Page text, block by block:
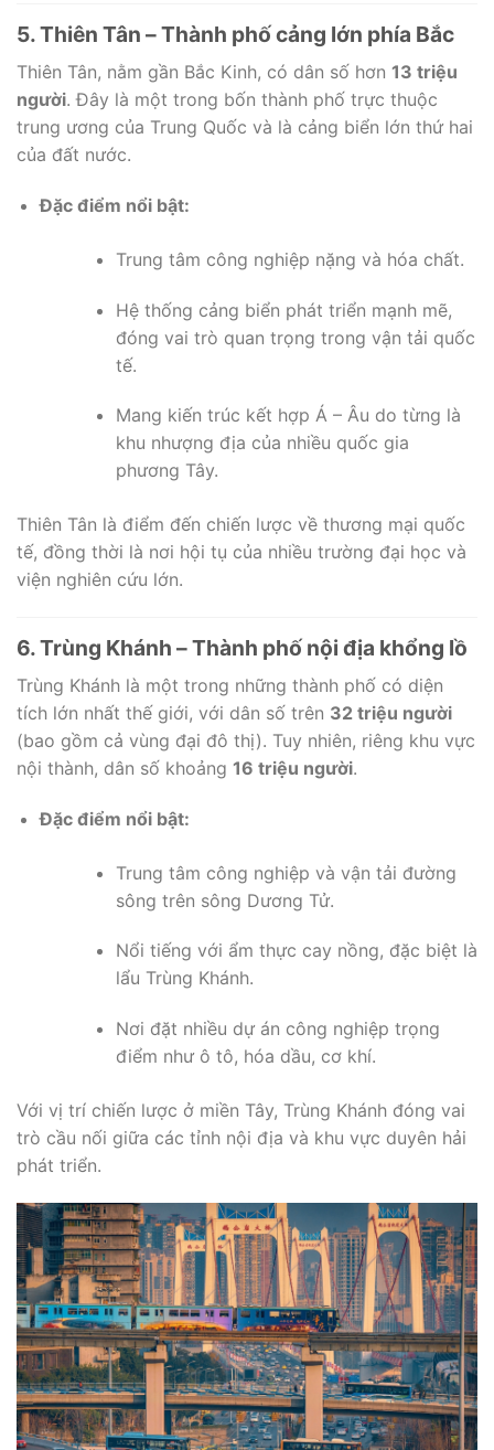
5. Thiên Tân – Thành phố cảng lớn phía Bắc
Thiên Tân, nằm gần Bắc Kinh, có dân số hơn 13 triệu
người. Đây là một trong bốn thành phố trực thuộc
trung ương của Trung Quốc và là cảng biển lớn thứ hai
của đất nước.
Đặc điểm nổi bật:
Trung tâm công nghiệp nặng và hóa chất.
Hệ thống cảng biển phát triển mạnh mẽ,
đóng vai trò quan trọng trong vận tải quốc
tế.
Mang kiến trúc kết hợp Á – Âu do từng là
khu nhượng địa của nhiều quốc gia
phương Tây.
Thiên Tân là điểm đến chiến lược về thương mại quốc
tế, đồng thời là nơi hội tụ của nhiều trường đại học và
viện nghiên cứu lớn.
6. Trùng Khánh – Thành phố nội địa khổng lồ
Trùng Khánh là một trong những thành phố có diện
tích lớn nhất thế giới, với dân số trên 32 triệu người
(bao gồm cả vùng đại đô thị). Tuy nhiên, riêng khu vực
nội thành, dân số khoảng 16 triệu người.
Đặc điểm nổi bật:
Trung tâm công nghiệp và vận tải đường
sông trên sông Dương Tử.
Nổi tiếng với ẩm thực cay nồng, đặc biệt là
lẩu Trùng Khánh.
Nơi đặt nhiều dự án công nghiệp trọng
điểm như ô tô, hóa dầu, cơ khí.
Với vị trí chiến lược ở miền Tây, Trùng Khánh đóng vai
trò cầu nối giữa các tỉnh nội địa và khu vực duyên hải
phát triển.